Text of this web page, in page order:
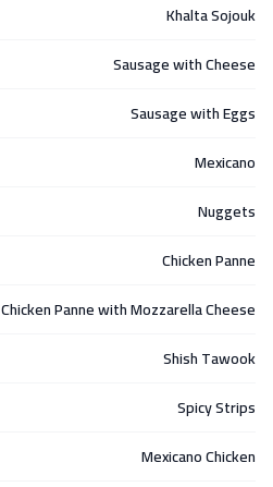
Khalta Sojouk
Sausage with Cheese
Sausage with Eggs
Mexicano
Nuggets
Chicken Panne
Chicken Panne with Mozzarella Cheese
Shish Tawook
Spicy Strips
Mexicano Chicken